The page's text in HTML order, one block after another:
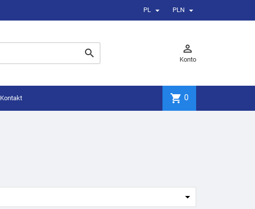
PL  PLN 
 
Konto
Kontakt shopping_cart 0
